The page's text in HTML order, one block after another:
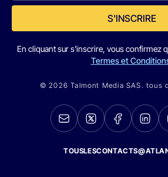
S'INSCRIRE
En cliquant sur s'inscrire, vous confirmez
Termes et
© 2026 Talmont Media SAS. tous